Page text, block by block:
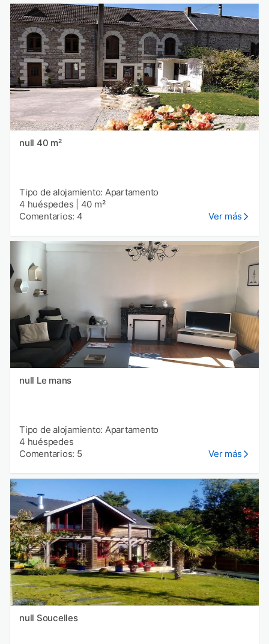
null 40 m²
Tipo de alojamiento: Apartamento
4 huéspedes
40 m²
Comentarios: 4
Ver más
null Le mans
Tipo de alojamiento: Apartamento
4 huéspedes
Comentarios: 5
Ver más
null Soucelles